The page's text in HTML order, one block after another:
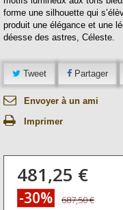
forme une silhouette qui
produit une élégance et une
déesse des astres, Céleste.
Tweet Partager
Envoyer à un ami
Imprimer
481,25 €
-30% 687,50 €